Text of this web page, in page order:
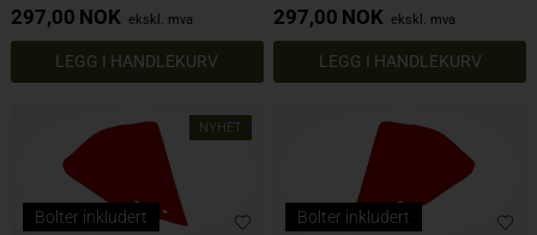
297,00 NOK ekskl. mva 297,00 NOK ekskl. mva
NYHET
Bolter inkludert Bolter inkludert